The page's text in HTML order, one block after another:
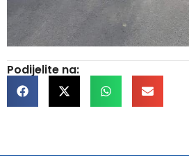
Podijelite na: